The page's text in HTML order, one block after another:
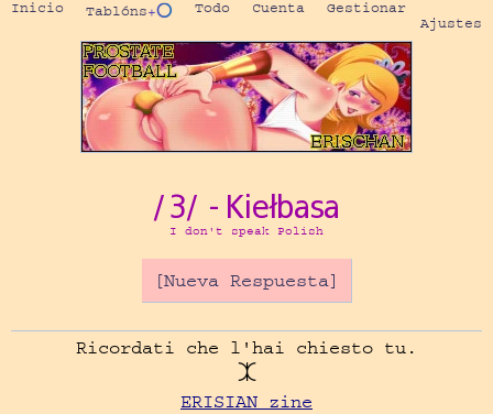
Inicio Tablóns+⭕ Todo Cuenta
Gestionar
Ajustes
/3/ - Kiełbasa
I don't speak Polish
[Nueva Respuesta]
Ricordati che l'hai chiesto tu.
ERISIAN zine